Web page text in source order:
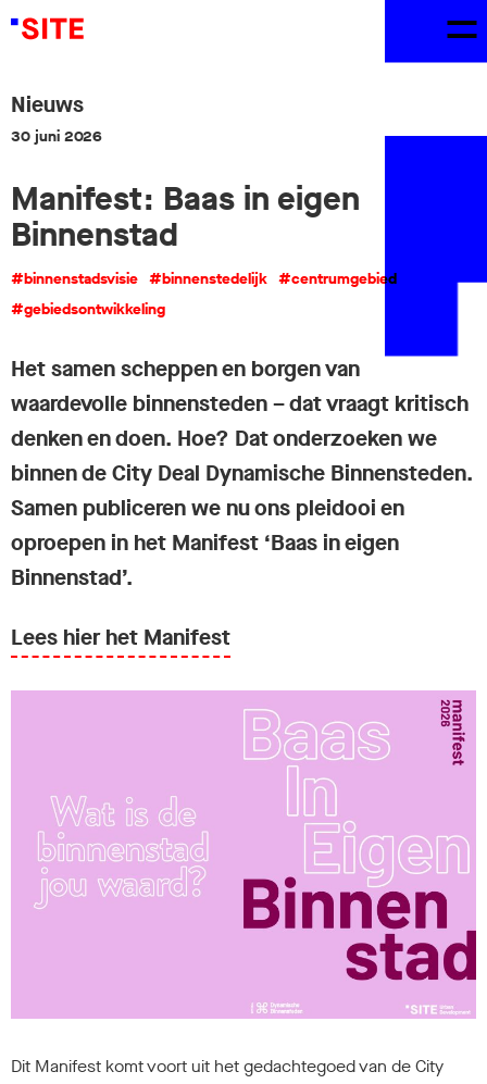
Nieuws
30 juni 2026
Manifest: Baas in eigen
Binnenstad
#binnenstadsvisie #binnenstedelijk #centrumgebied
#gebiedsontwikkeling
Het samen scheppen en borgen van
waardevolle binnensteden – dat vraagt kritisch
denken en doen. Hoe? Dat onderzoeken we
binnen de City Deal Dynamische Binnensteden.
Samen publiceren we nu ons pleidooi en
oproepen in het Manifest ‘Baas in eigen
Binnenstad’.
Lees hier het Manifest
Dit Manifest komt voort uit het gedachtegoed van de City